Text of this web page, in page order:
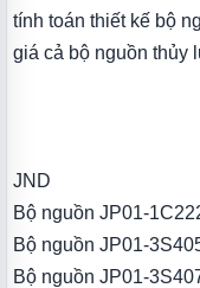
tính toán thiết kế bộ
giá cả bộ nguồn thủy
JND
Bộ nguồn JP01-
Bộ nguồn JP01-
Bộ nguồn JP01-